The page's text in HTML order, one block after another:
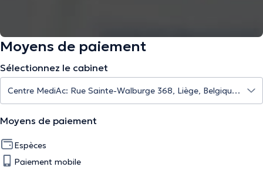
Moyens de paiement
Sélectionnez le cabinet
Moyens de paiement
Espèces
Paiement mobile